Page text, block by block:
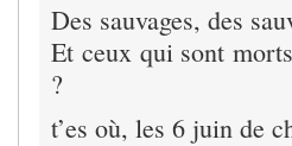
Des sauvages, des
Et ceux qui sont
?
t’es où, les 6 juin de